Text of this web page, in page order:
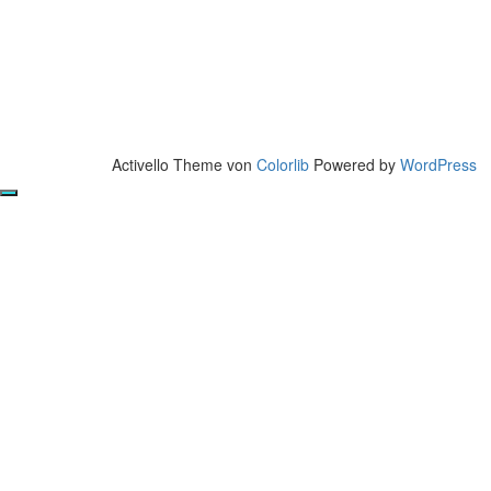
Activello Theme von Colorlib Powered by WordPress